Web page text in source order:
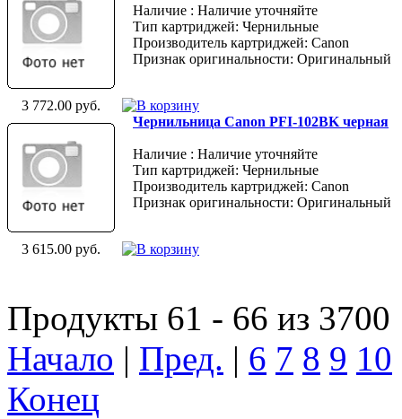
Наличие : Наличие уточняйте
Тип картриджей: Чернильные
Производитель картриджей: Canon
Признак оригинальности: Оригинальный
3 772.00 руб.
Чернильница Canon PFI-102BK черная
Наличие : Наличие уточняйте
Тип картриджей: Чернильные
Производитель картриджей: Canon
Признак оригинальности: Оригинальный
3 615.00 руб.
Продукты 61 - 66 из 3700
Начало | Пред. | 6 7 8 9 10
Конец